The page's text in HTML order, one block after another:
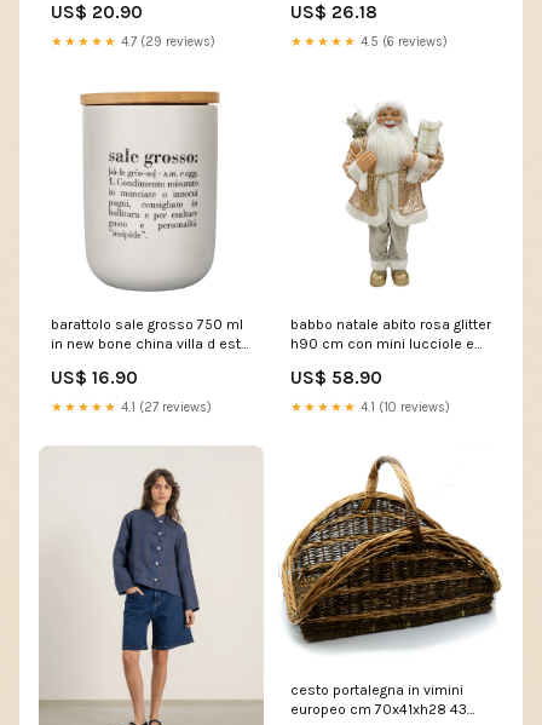
234212 839-436V00WT
US$ 20.90
★★★★★ 4.7 (29 reviews)
US$ 26.18
★★★★★ 4.5 (6 reviews)
barattolo sale grosso 750 ml
in new bone china villa d este
234159 DALLAS
US$ 16.90
★★★★★ 4.1 (27 reviews)
babbo natale abito rosa glitter
h90 cm con mini lucciole e
US$ 58.90
★★★★★ 4.1 (10 reviews)
cesto portalegna in vimini
europeo cm 70x41xh28 43